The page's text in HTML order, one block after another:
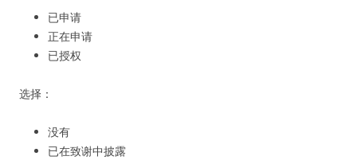
已申请
正在申请
已授权
选择：
没有
已在致谢中披露